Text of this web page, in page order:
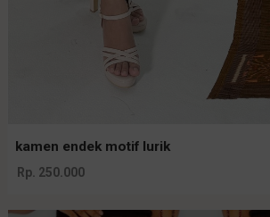
kamen endek motif lurik
Rp. 250.000